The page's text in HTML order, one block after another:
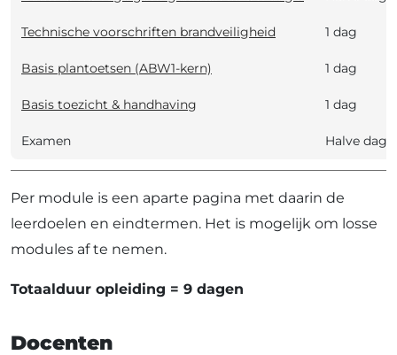
Technische voorschriften brandveiligheid 1 dag
Basis plantoetsen (ABW1-kern) 1 dag
Basis toezicht & handhaving 1 dag
Examen Halve dag
Per module is een aparte pagina met daarin de
leerdoelen en eindtermen. Het is mogelijk om losse
modules af te nemen.
Totaalduur opleiding = 9 dagen
Docenten